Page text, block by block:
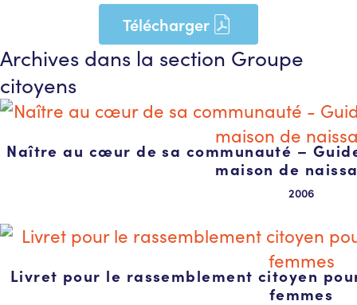
Télécharger
Archives dans la section Groupe
citoyens
Naître au cœur de sa communauté –
maison de
2006
Livret pour le rassemblement citoyen
femmes